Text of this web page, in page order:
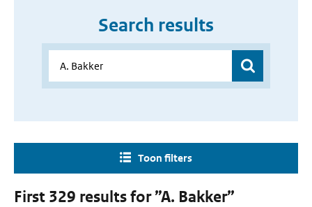
Search results
Toon filters
First 329 results for ”A. Bakker”